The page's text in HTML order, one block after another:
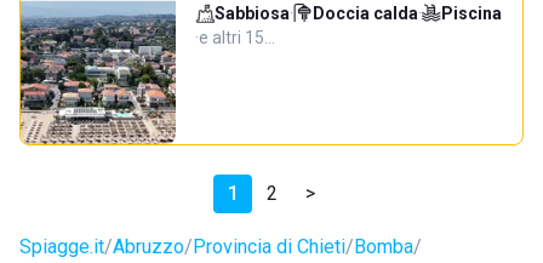
Sabbiosa· Doccia calda·
Piscina
·e altri 15…
1 2 >
Spiagge.it Abruzzo Provincia di Chieti Bomba